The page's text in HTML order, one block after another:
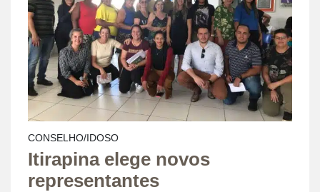
CONSELHO/IDOSO
Itirapina elege novos
representantes